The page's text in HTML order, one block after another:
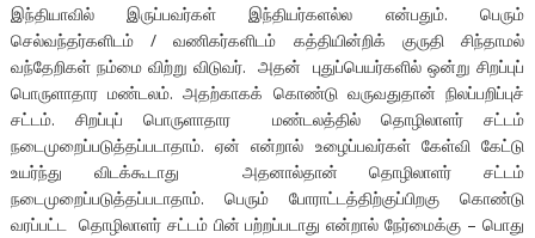
இந்தியாவில் இருப்பவர்கள் இந்தியர்களல்ல என்பதும். பெரும்
செல்வந்தர்களிடம் / வணிகர்களிடம் கத்தியின்றிக் குருதி சிந்தாமல்
வந்தேறிகள் நம்மை விற்று விடுவர். அதன் புதுப்பெயர்களில் ஒன்று சிறப்புப்
பொருளாதார மண்டலம். அதற்காகக் கொண்டு வருவதுதான் நிலப்பறிப்புச்
சட்டம். சிறப்புப் பொருளாதார மண்டலத்தில் தொழிலாளர் சட்டம்
நடைமுறைப்படுத்தப்படாதாம். ஏன் என்றால் உழைப்பவர்கள் கேள்வி கேட்டு
உயர்ந்து விடக்கூடாது அதனால்தான் தொழிலாளர் சட்டம்
நடைமுறைப்படுத்தப்படாதாம். பெரும் போராட்டத்திற்குப்பிறகு கொண்டு
வரப்பட்ட தொழிலாளர் சட்டம் பின் பற்றப்படாது என்றால் நேர்மைக்கு – பொது